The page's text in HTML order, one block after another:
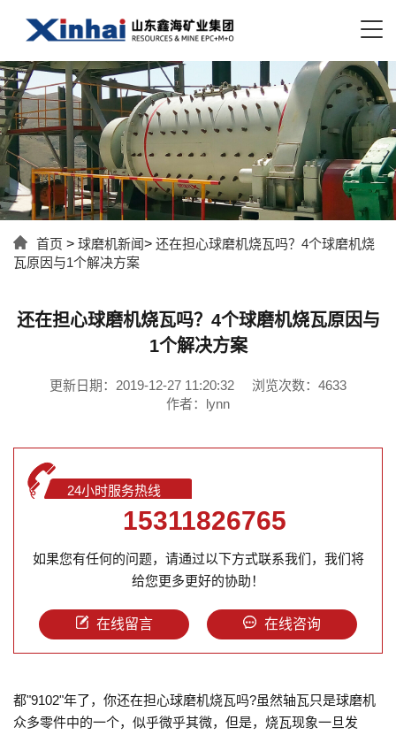
首页 > 球磨机新闻> 还在担心球磨机烧瓦吗？4个球磨机烧
瓦原因与1个解决方案
还在担心球磨机烧瓦吗？4个球磨机烧瓦原因与
1个解决方案
更新日期：2019-12-27 11:20:32
浏览次数：4633
作者：lynn
24小时服务热线
15311826765
如果您有任何的问题，请通过以下方式联系我们，我们将
给您更多更好的协助！
在线留言 在线咨询
都"9102"年了，你还在担心球磨机烧瓦吗?虽然轴瓦只是球磨机
众多零件中的一个，似乎微乎其微，但是，烧瓦现象一旦发